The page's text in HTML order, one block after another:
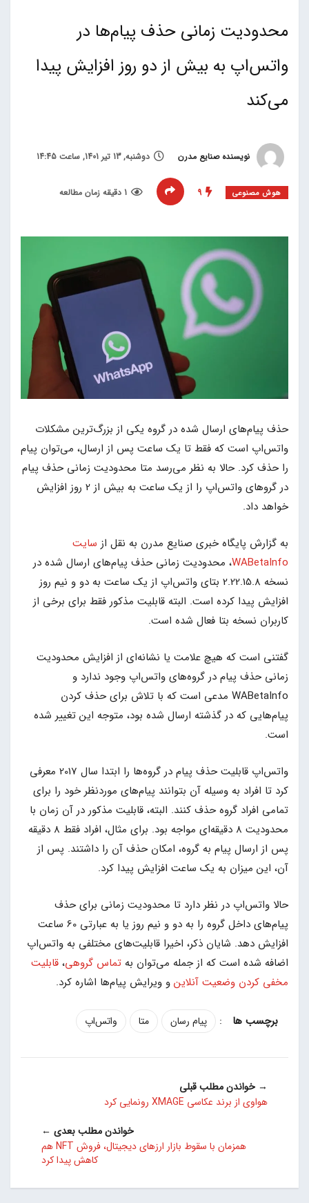
محدودیت زمانی حذف پیام‌ها در
واتس‌اپ به بیش از دو روز افزایش پیدا
می‌کند
نویسنده صنایع مدرن دوشنبه, 13 تیر 1401, ساعت 14:45
هوش مصنوعی 9 1 دقیقه زمان مطالعه
حذف پیام‌های ارسال شده در گروه‌ یکی از بزرگ‌ترین مشکلات
واتس‌اپ است که فقط تا یک ساعت پس از ارسال، می‌توان پیام
را حذف کرد. حالا به نظر می‌رسد متا محدودیت زمانی حذف پیام‌
در گروهای واتس‌اپ را از یک ساعت به بیش از 2 روز افزایش
خواهد داد.
به گزارش پایگاه خبری صنایع مدرن به نقل از سایت
WABetaInfo، محدودیت زمانی حذف پیام‌های ارسال شده در
نسخه 2.22.15.8 بتای واتس‌اپ از یک ساعت به دو و نیم روز
افزایش پیدا کرده است. البته قابلیت مذکور فقط برای برخی از
کاربران نسخه بتا فعال شده است.
گفتنی است که هیچ علامت یا نشانه‌ای از افزایش محدودیت
زمانی حذف پیام‌ در گروه‌های واتس‌اپ وجود ندارد و
WABetaInfo مدعی است که با تلاش برای حذف کردن
پیام‌هایی که در گذشته ارسال شده بود، متوجه این تغییر شده
است.
واتس‌اپ قابلیت حذف پیام‌ در گروه‌ها را ابتدا سال 2017 معرفی
کرد تا افراد به وسیله آن بتوانند پیام‌های موردنظر خود را برای
تمامی افراد گروه حذف کنند. البته، قابلیت مذکور در آن زمان با
محدودیت 8 دقیقه‌ای مواجه بود. برای مثال، افراد فقط 8 دقیقه
پس از ارسال پیام به گروه، امکان حذف آن را داشتند. پس از
آن، این میزان به یک ساعت افزایش پیدا کرد.
حالا واتس‌اپ در نظر دارد تا محدودیت زمانی برای حذف
پیام‌های داخل گروه را به دو و نیم روز یا به عبارتی 60 ساعت
افزایش دهد. شایان ذکر، اخیرا قابلیت‌های مختلفی به واتس‌اپ
اضافه شده است که از جمله می‌توان به تماس گروهی، قابلیت
مخفی کردن وضعیت آنلاین و ویرایش پیام‌ها اشاره کرد.
: پیام رسان متا واتس‌اپ
→ خواندن مطلب قبلی
هواوی از برند عکاسی XMAGE رونمایی کرد
خواندن مطلب بعدی ←
همزمان با سقوط بازار ارزهای دیجیتال، فروش NFT هم
کاهش پیدا کرد